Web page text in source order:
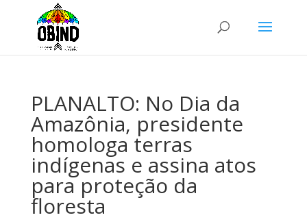
PLANALTO: No Dia da
Amazônia, presidente
homologa terras
indígenas e assina atos
para proteção da
floresta